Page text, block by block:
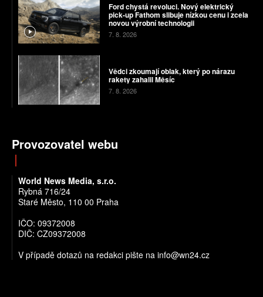
Ford chystá revoluci. Nový elektrický
pick-up Fathom slibuje nízkou cenu i zcela
novou výrobní technologii
7. 8. 2026
Vědci zkoumají oblak, který po nárazu
rakety zahalil Měsíc
7. 8. 2026
Provozovatel webu
World News Media, s.r.o.
Rybná 716/24
Staré Město, 110 00 Praha
IČO: 09372008
DIČ: CZ09372008
V případě dotazů na redakci pište na info@wn24.cz